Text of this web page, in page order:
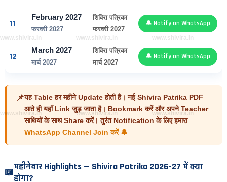
11
February 2027
फरवरी 2027
शिविरा पत्रिका
फरवरी 2027
🔔 Notify on WhatsApp
12
March 2027
मार्च 2027
शिविरा पत्रिका
मार्च 2027
🔔 Notify on WhatsApp
📌यह Table हर महीने Update होती है। नई Shivira Patrika PDF
आते ही यहाँ Link जुड़ जाता है। Bookmark करेंऔर अपने Teacher
साथियों के साथ Share करें। तुरंत Notification के लिए हमारा
WhatsApp Channel Join करें 🔔
📖महीनेवार Highlights — Shivira Patrika 2026-27 में क्या
होगा?
www.shivira.in
www.shivira.in
www.shivira.in
www.shivira.in
www.shivira.in
www.shivira.in